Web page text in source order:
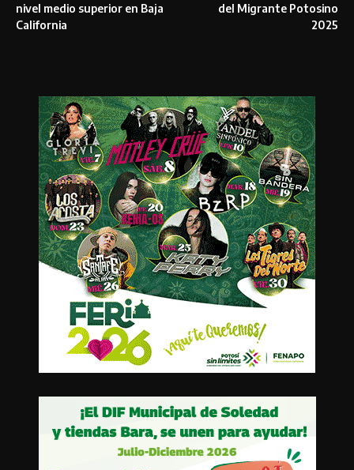
nivel medio superior en Baja
California
del Migrante Potosino
2025